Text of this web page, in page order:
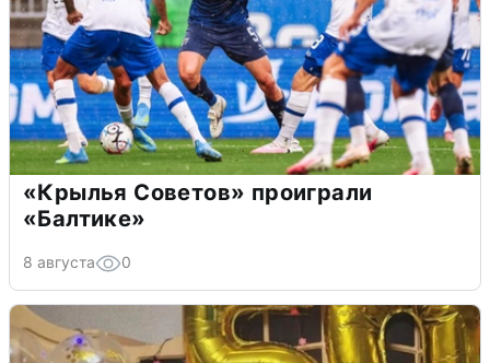
«Крылья Советов» проиграли
«Балтике»
8 августа 0